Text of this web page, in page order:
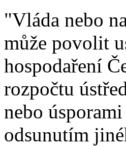
"Vláda nebo
může povolit
hospodaření
rozpočtu
nebo
odsunutím